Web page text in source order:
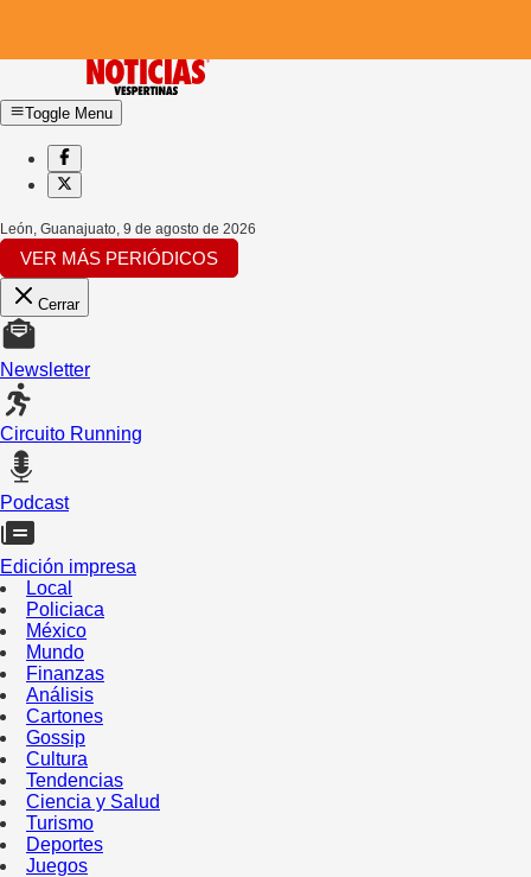
Toggle Menu
León, Guanajuato, 9 de agosto de 2026
VER MÁS PERIÓDICOS
Cerrar
Newsletter
Circuito Running
Podcast
Edición impresa
Local
Policiaca
México
Mundo
Finanzas
Análisis
Cartones
Gossip
Cultura
Tendencias
Ciencia y Salud
Turismo
Deportes
Juegos